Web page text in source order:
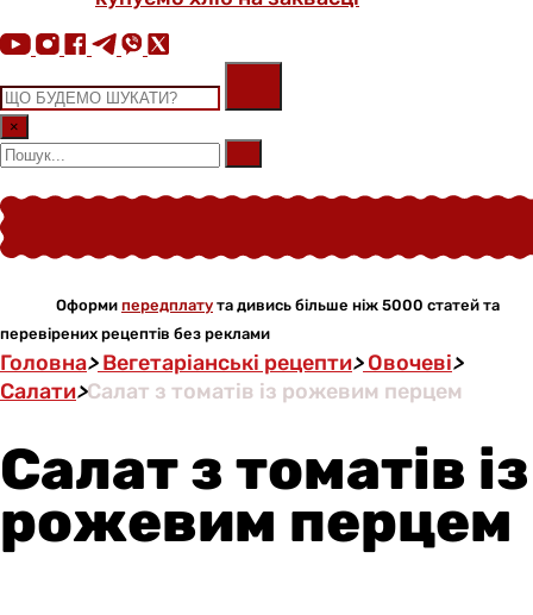
×
Оформи передплату та дивись більше ніж 5000 статей та
перевірених рецептів без реклами
Головна>Вегетаріанські рецепти>Овочеві>
Салати>Салат з томатів із рожевим перцем
Салат з томатів із
рожевим перцем